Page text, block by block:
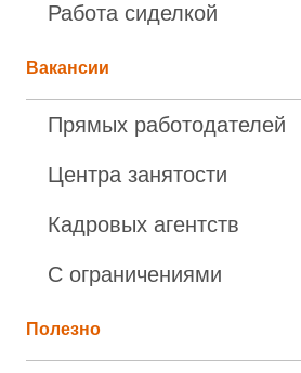
Работа сиделкой
Вакансии
Прямых работодателей
Центра занятости
Кадровых агентств
С ограничениями
Полезно